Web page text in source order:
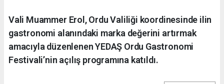
Vali Muammer Erol, Ordu Valiliği koordinesinde ilin
gastronomi alanındaki marka değerini artırmak
amacıyla düzenlenen YEDAŞ Ordu Gastronomi
Festivali’nin açılış programına katıldı.